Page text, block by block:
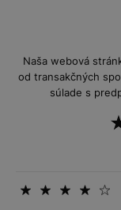
Naša webová
od transakčných
súlade s